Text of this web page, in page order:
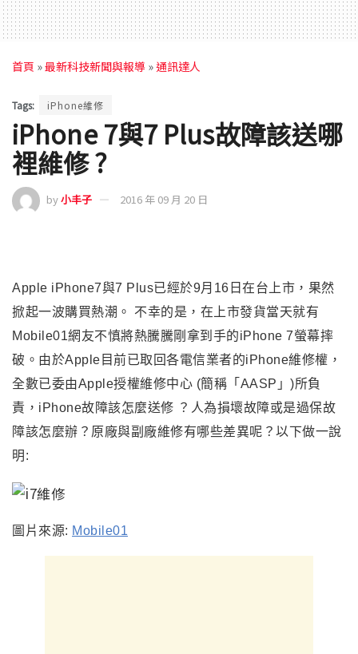
首頁 »最新科技新聞與報導 »通訊達人
Tags: iPhone維修
iPhone 7與7 Plus故障該送哪
裡維修 ?
by小丰子 2016 年 09 月 20 日
Apple iPhone7與7 Plus已經於9月16日在台上市，果然
掀起一波購買熱潮。 不幸的是，在上市發貨當天就有
Mobile01網友不慎將熱騰騰剛拿到手的iPhone 7螢幕摔
破。由於Apple目前已取回各電信業者的iPhone維修權，
全數已委由Apple授權維修中心 (簡稱「AASP」)所負
責 ， iPhone故障該怎麼送修 ？人為損壞故障或是過保故
障該怎麼辦？原廠與副廠維修有哪些差異呢？以下做一說
明:
圖片來源: Mobile01